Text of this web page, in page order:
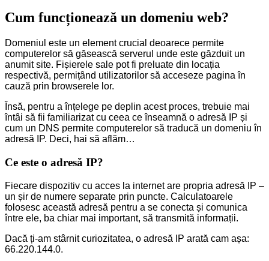
Cum funcționează un domeniu web?
Domeniul este un element crucial deoarece permite
computerelor să găsească serverul unde este găzduit un
anumit site. Fișierele sale pot fi preluate din locația
respectivă, permițând utilizatorilor să acceseze pagina în
cauză prin browserele lor.
Însă, pentru a înțelege pe deplin acest proces, trebuie mai
întâi să fii familiarizat cu ceea ce înseamnă o adresă IP și
cum un DNS permite computerelor să traducă un domeniu în
adresă IP. Deci, hai să aflăm…
Ce este o adresă IP?
Fiecare dispozitiv cu acces la internet are propria adresă IP –
un șir de numere separate prin puncte. Calculatoarele
folosesc această adresă pentru a se conecta și comunica
între ele, ba chiar mai important, să transmită informații.
Dacă ți-am stârnit curiozitatea, o adresă IP arată cam așa:
66.220.144.0.